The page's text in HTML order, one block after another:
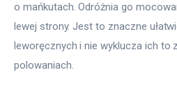
o mańkutach. Odróżnia go
lewej strony. Jest to znaczne
leworęcznych i nie wyklucza ich to
polowaniach.